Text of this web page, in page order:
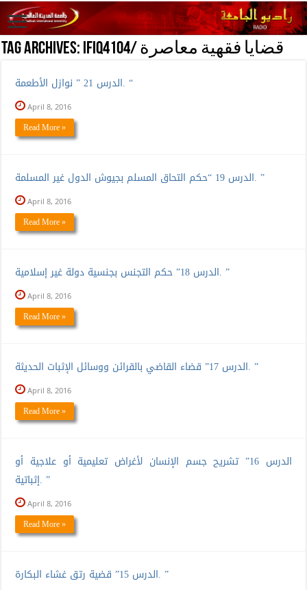
Tag Archives:
IFIQ4104/ قضايا فقهية معاصرة
الدرس 21 ” نوازل الأطعمة. “
April 8, 2016
Read More »
الدرس 19 “حكم التحاق المسلم بجيوش الدول غير المسلمة. ”
April 8, 2016
Read More »
الدرس 18” حكم التجنس بجنسية دولة غير إسلامية. ”
April 8, 2016
Read More »
الدرس 17” قضاء القاضي بالقرائن ووسائل الإثبات الحديثة. ”
April 8, 2016
Read More »
الدرس 16” تشريح جسم الإنسان لأغراض تعليمية أو علاجية أو
إثباتية. ”
April 8, 2016
Read More »
الدرس 15” قضية رتق غشاء البكارة. ”